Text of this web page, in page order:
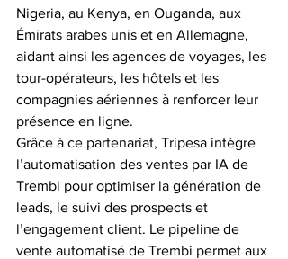
Nigeria, au Kenya, en Ouganda, aux
Émirats arabes unis et en Allemagne,
aidant ainsi les agences de voyages, les
tour-opérateurs, les hôtels et les
compagnies aériennes à renforcer leur
présence en ligne.
Grâce à ce partenariat, Tripesa intègre
l’automatisation des ventes par IA de
Trembi pour optimiser la génération de
leads, le suivi des prospects et
l’engagement client. Le pipeline de
vente automatisé de Trembi permet aux